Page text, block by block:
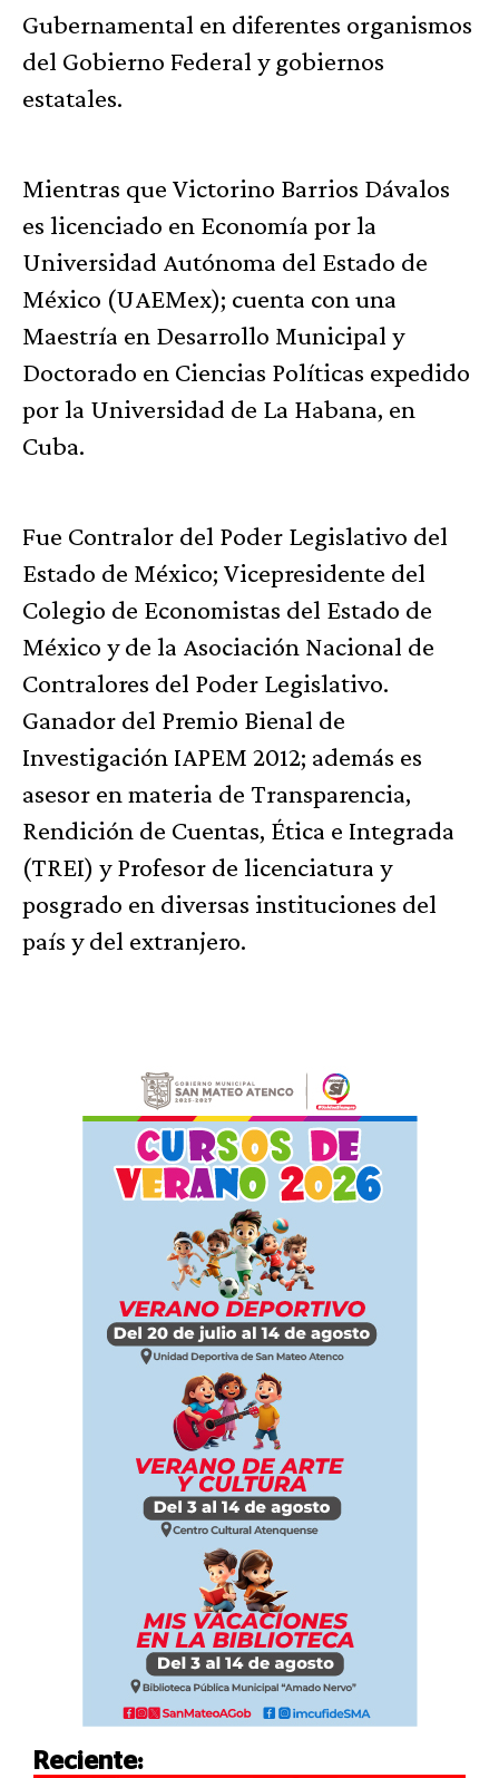
Gubernamental en diferentes organismos
del Gobierno Federal y gobiernos
estatales.
Mientras que Victorino Barrios Dávalos
es licenciado en Economía por la
Universidad Autónoma del Estado de
México (UAEMex); cuenta con una
Maestría en Desarrollo Municipal y
Doctorado en Ciencias Políticas expedido
por la Universidad de La Habana, en
Cuba.
Fue Contralor del Poder Legislativo del
Estado de México; Vicepresidente del
Colegio de Economistas del Estado de
México y de la Asociación Nacional de
Contralores del Poder Legislativo.
Ganador del Premio Bienal de
Investigación IAPEM 2012; además es
asesor en materia de Transparencia,
Rendición de Cuentas, Ética e Integrada
(TREI) y Profesor de licenciatura y
posgrado en diversas instituciones del
país y del extranjero.
Reciente: